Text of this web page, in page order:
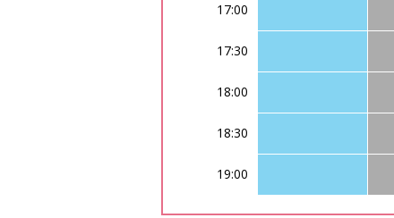
17:00
17:30
18:00
18:30
19:00